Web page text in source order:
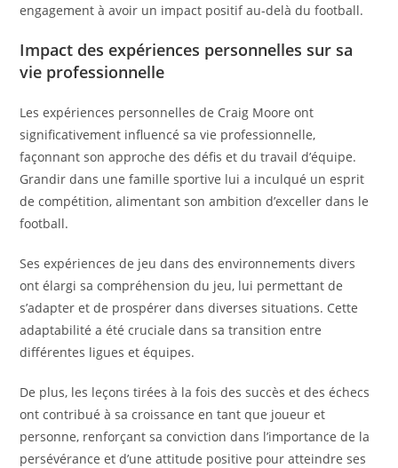
engagement à avoir un impact positif au-delà du football.
Impact des expériences personnelles sur sa
vie professionnelle
Les expériences personnelles de Craig Moore ont
significativement influencé sa vie professionnelle,
façonnant son approche des défis et du travail d’équipe.
Grandir dans une famille sportive lui a inculqué un esprit
de compétition, alimentant son ambition d’exceller dans le
football.
Ses expériences de jeu dans des environnements divers
ont élargi sa compréhension du jeu, lui permettant de
s’adapter et de prospérer dans diverses situations. Cette
adaptabilité a été cruciale dans sa transition entre
différentes ligues et équipes.
De plus, les leçons tirées à la fois des succès et des échecs
ont contribué à sa croissance en tant que joueur et
personne, renforçant sa conviction dans l’importance de la
persévérance et d’une attitude positive pour atteindre ses